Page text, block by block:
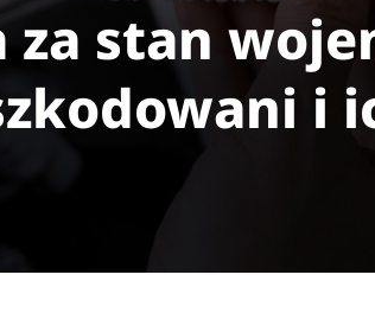
za stan
i